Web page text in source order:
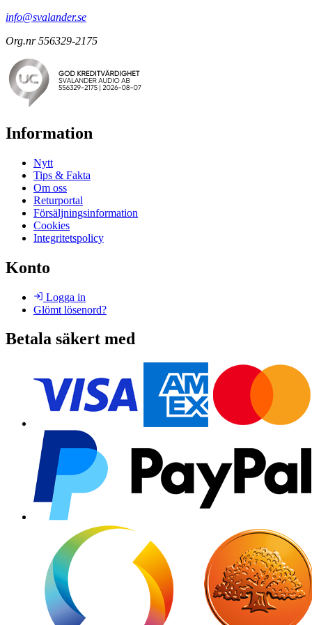
info@svalander.se
Org.nr 556329-2175
Information
Nytt
Tips & Fakta
Om oss
Returportal
Försäljningsinformation
Cookies
Integritetspolicy
Konto
Logga in
Glömt lösenord?
Betala säkert med